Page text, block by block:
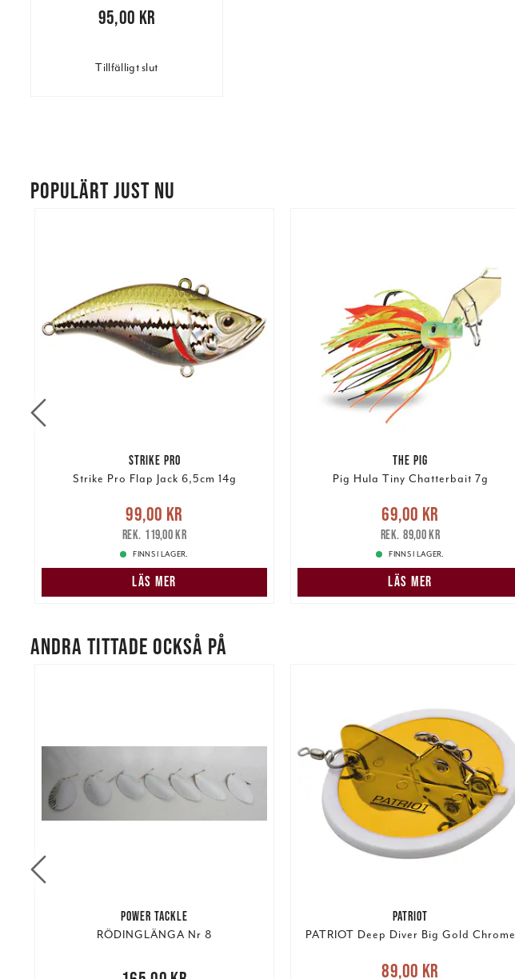
95,00 kr
95,00 kr
Tillfälligt slut
POPULÄRT JUST NU
STRIKE PRO
Strike Pro Flap Jack 6,5cm 14g
Nuvarande pris:99,00 kr
pris:119,00 kr
99,00 kr
119,00 kr
FINNS I LAGER.
LÄS MER
THE PIG
Pig Hula Tiny Chatterbait 7g
Nuvarande pris:69,00 kr
pris:89,00 kr
69,00 kr
89,00 kr
FINNS I LAGER.
LÄS MER
ANDRA TITTADE OCKSÅ PÅ
POWER TACKLE
RÖDINGLÄNGA Nr 8
PATRIOT
PATRIOT Deep Diver Big Gold Chrome
Nuvarande pris :89,00 kr
89,00 kr